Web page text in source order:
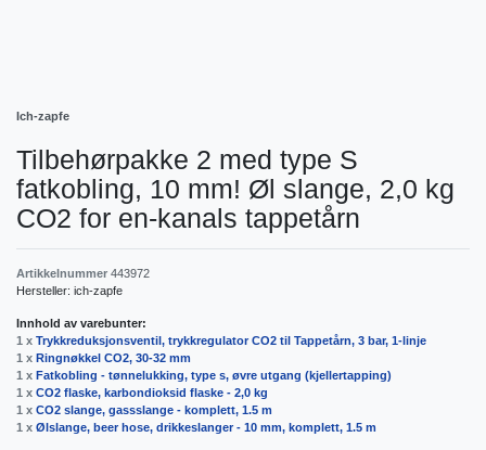
Ich-zapfe
Tilbehørpakke 2 med type S
fatkobling, 10 mm! Øl slange, 2,0 kg
CO2 for en-kanals tappetårn
Artikkelnummer 443972
Hersteller: ich-zapfe
Innhold av varebunter:
1 x Trykkreduksjonsventil, trykkregulator CO2 til Tappetårn, 3 bar, 1-linje
1 x Ringnøkkel CO2, 30-32 mm
1 x Fatkobling - tønnelukking, type s, øvre utgang (kjellertapping)
1 x CO2 flaske, karbondioksid flaske - 2,0 kg
1 x CO2 slange, gassslange - komplett, 1.5 m
1 x Ølslange, beer hose, drikkeslanger - 10 mm, komplett, 1.5 m